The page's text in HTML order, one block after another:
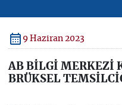
9 Haziran 2023
AB BİLGİ MERKEZİ
BRÜKSEL